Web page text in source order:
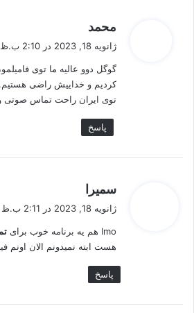
محمد
ف
:
ژانویه 18, 2023 در 2:10 ب.ظ
گوگل دوو عالیه ما توی
کردیم و خداییش راضی
توی ایران راحت تماس صوتی
پاسخ
سمیرا
ف
:
ژانویه 18, 2023 در 2:11 ب.ظ
Imo هم یه برنامه خوب برای
هست ابته نمیدونم الان اونم
پاسخ